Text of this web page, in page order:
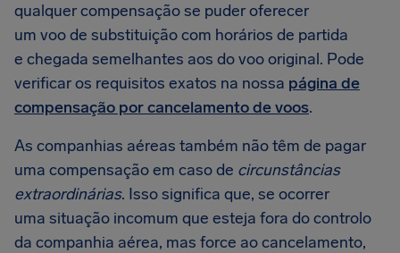
qualquer compensação se puder oferecer
um voo de substituição com horários de partida
e chegada semelhantes aos do voo original. Pode
verificar os requisitos exatos na nossa página de
compensação por cancelamento de voos.
As companhias aéreas também não têm de pagar
uma compensação em caso de circunstâncias
extraordinárias. Isso significa que, se ocorrer
uma situação incomum que esteja fora do controlo
da companhia aérea, mas force ao cancelamento,